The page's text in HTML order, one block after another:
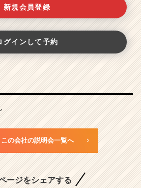
新規会員登録
グインして予約
この会社の説明会一覧へ
ージをシェアする